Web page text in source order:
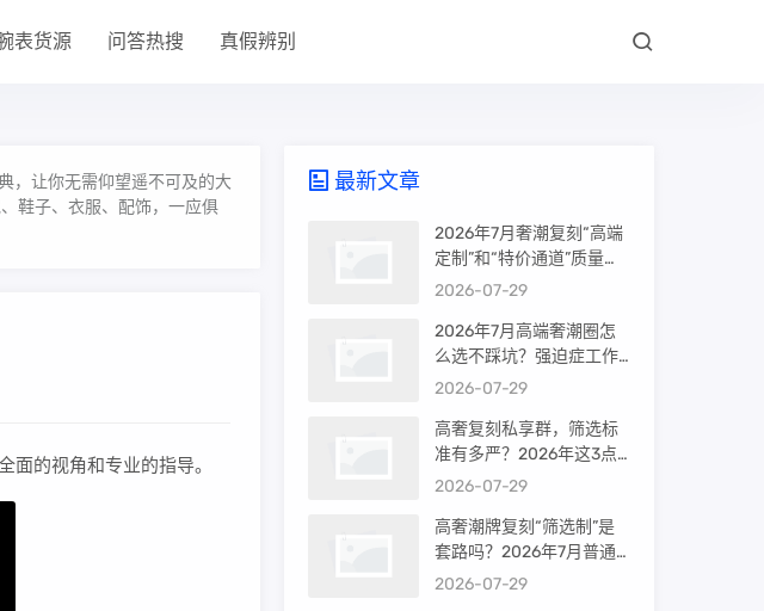
表货源 问答热搜 真假辨别
，让你无需仰望遥不可及的大
鞋子、衣服、配饰，一应俱
的视角和专业的指导。
最新文章
2026年7月奢潮复刻“高端
定制”和“特价通道”质量差
很多吗？内行人说出真相
2026-07-29
2026年7月高端奢潮圈怎
么选不踩坑？强迫症工作
室的筛选机制是真相还是
2026-07-29
高奢复刻私享群，筛选标
准有多严？2026年这3点
才是真相
2026-07-29
高奢潮牌复刻“筛选制”是
套路吗？2026年7月普通
买家能进高端群吗？
2026-07-29